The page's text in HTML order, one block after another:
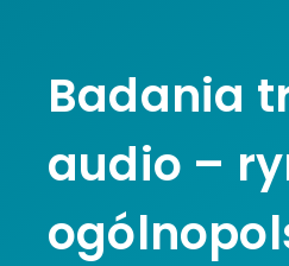
Badania
audio –